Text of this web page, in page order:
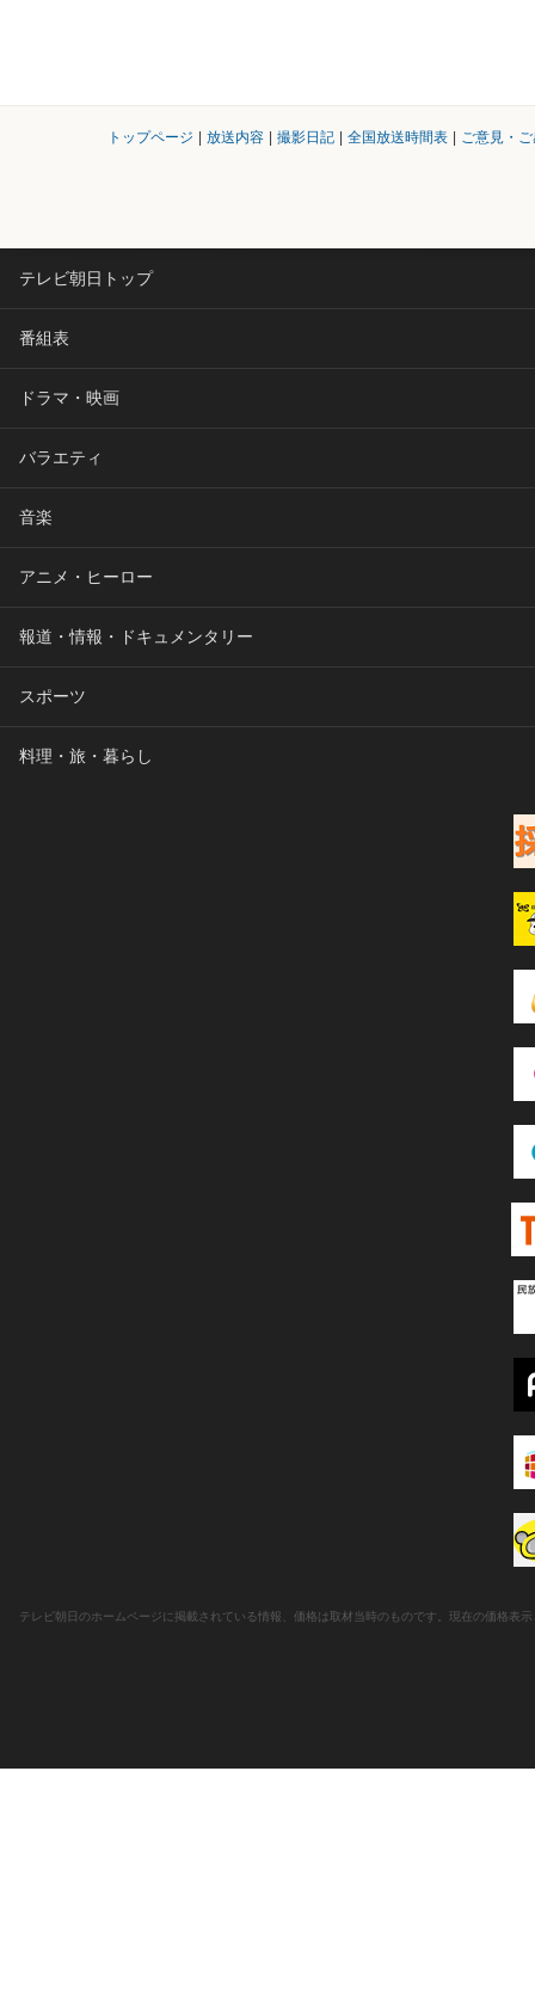
トップページ 放送内容 撮影日記 全国放送時間表 ご意見・
テレビ朝日トップ
番組表
ドラマ・映画
バラエティ
音楽
アニメ・ヒーロー
報道・情報・ドキュメンタリー
スポーツ
料理・旅・暮らし
テレビ朝日のホームページに掲載されている情報、価格は取材当時のものです。現在の価格表